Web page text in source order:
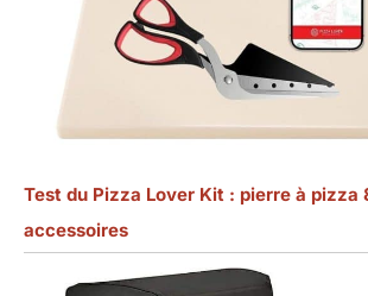
Test du Pizza Lover Kit : pierre à pizza
accessoires